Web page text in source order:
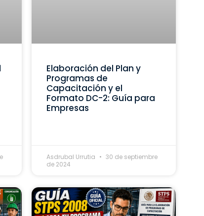
Elaboración del Plan y
Programas de
Capacitación y el
Formato DC-2: Guía para
Empresas
Asdrubal Urrutia
30 de septiembre
de 2024